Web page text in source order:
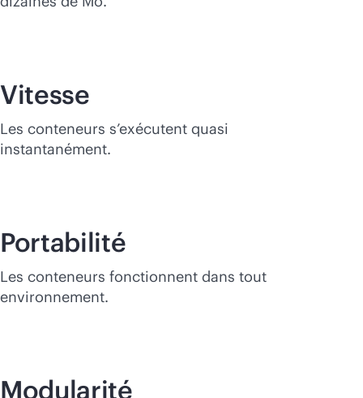
Vitesse
Les conteneurs s’exécutent quasi
instantanément.
Portabilité
Les conteneurs fonctionnent dans tout
environnement.
Modularité